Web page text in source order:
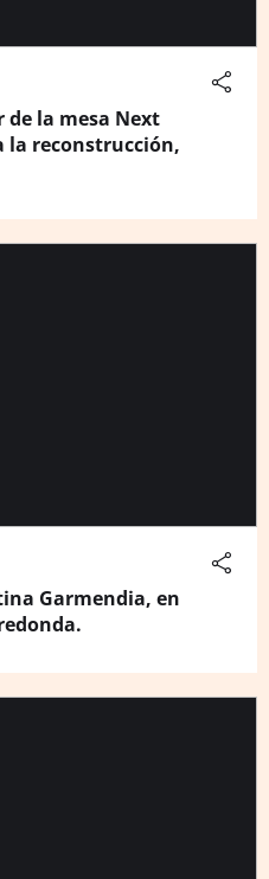
la mesa Next
la reconstrucción,
Garmendia, en